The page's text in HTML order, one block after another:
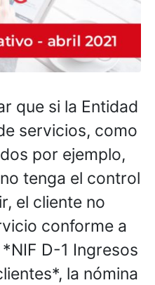
que si la Entidad
servicios, como
por ejemplo,
tenga el control
el cliente no
conforme a
D-1 Ingresos
la nómina